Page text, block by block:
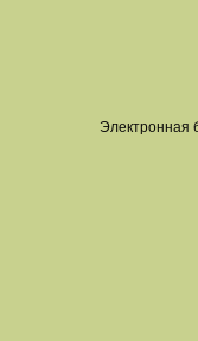
Электронная